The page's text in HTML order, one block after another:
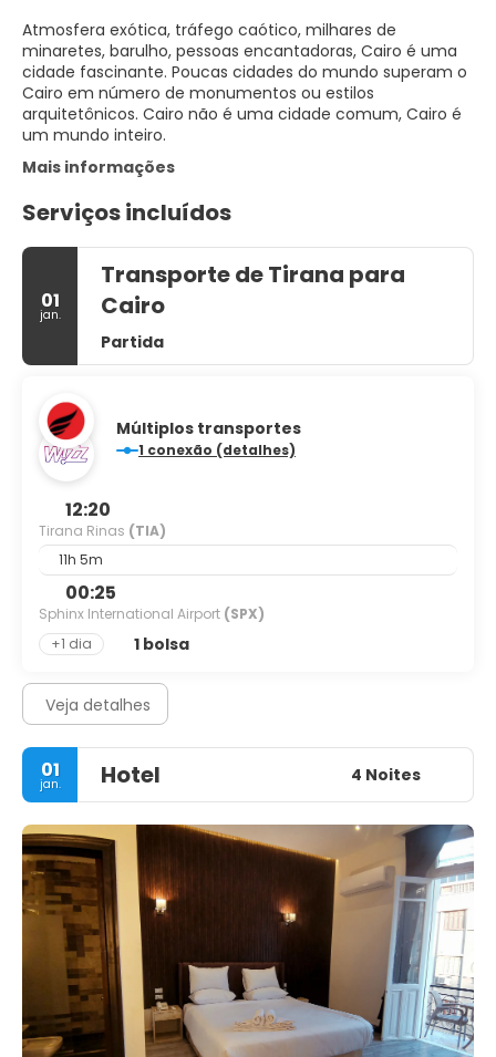
Atmosfera exótica, tráfego caótico, milhares de
minaretes, barulho, pessoas encantadoras, Cairo é uma
cidade fascinante. Poucas cidades do mundo superam o
Cairo em número de monumentos ou estilos
arquitetônicos. Cairo não é uma cidade comum, Cairo é
um mundo inteiro.
Mais informações
Serviços incluídos
01
jan.
Transporte de Tirana para
Cairo
Partida
Múltiplos transportes
1 conexão (detalhes)
12:20
Tirana Rinas (TIA)
11h 5m
00:25
Sphinx International Airport (SPX)
+1 dia
1 bolsa
Veja detalhes
01
jan. Hotel 4 Noites